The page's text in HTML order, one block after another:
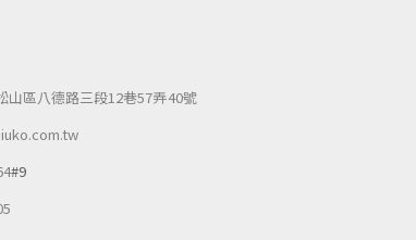
山區八德路三段12巷57弄40號
#9